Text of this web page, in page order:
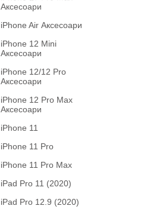
Аксесоари
iPhone Air Аксесоари
iPhone 12 Mini
Аксесоари
iPhone 12/12 Pro
Аксесоари
iPhone 12 Pro Max
Аксесоари
iPhone 11
iPhone 11 Pro
iPhone 11 Pro Max
iPad Pro 11 (2020)
iPad Pro 12.9 (2020)